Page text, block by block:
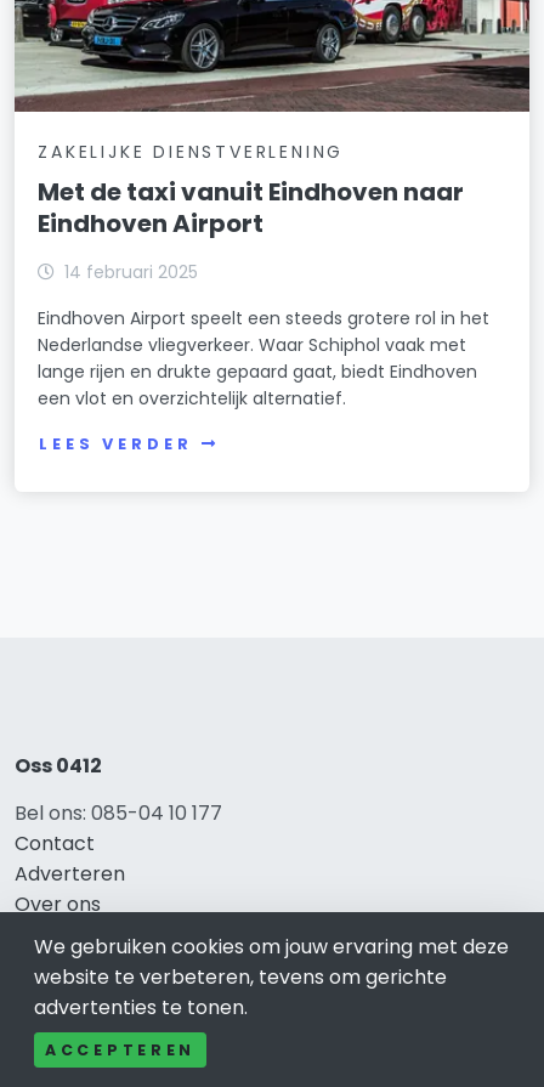
ZAKELIJKE DIENSTVERLENING
Met de taxi vanuit Eindhoven naar
Eindhoven Airport
14 februari 2025
Eindhoven Airport speelt een steeds grotere rol in het
Nederlandse vliegverkeer. Waar Schiphol vaak met
lange rijen en drukte gepaard gaat, biedt Eindhoven
een vlot en overzichtelijk alternatief.
LEES VERDER
Oss 0412
Bel ons: 085-04 10 177
Contact
Adverteren
Over ons
Cookieverklaring
Privacy
We gebruiken cookies om jouw ervaring met deze
website te verbeteren, tevens om gerichte
advertenties te tonen.
ACCEPTEREN